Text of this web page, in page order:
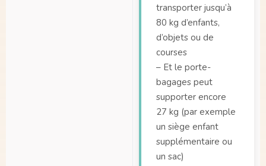
transporter jusqu’à
80 kg d’enfants,
d’objets ou de
courses
– Et le porte-
bagages peut
supporter encore
27 kg (par exemple
un siège enfant
supplémentaire ou
un sac)